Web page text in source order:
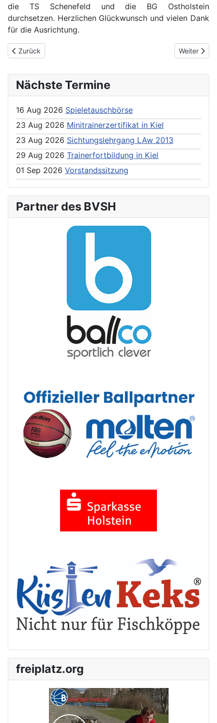
die TS Schenefeld und die BG Ostholstein
durchsetzen. Herzlichen Glückwunsch und vielen Dank
für die Ausrichtung.
Previous article: Meldeergebnis U12m-U18m
Zurück Next
Weiter
Nächste Termine
16 Aug 2026 Spieletauschbörse
23 Aug 2026 Minitrainerzertifikat in Kiel
23 Aug 2026 Sichtungslehrgang LAw 2013
29 Aug 2026 Trainerfortbildung in Kiel
01 Sep 2026 Vorstandssitzung
Partner des BVSH
freiplatz.org